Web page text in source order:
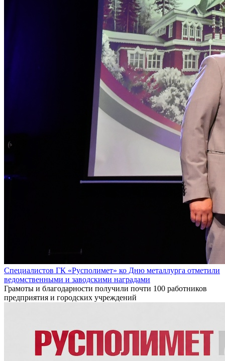
Специалистов ГК «Русполимет» ко Дню металлурга отметили
ведомственными и заводскими наградами
Грамоты и благодарности получили почти 100 работников
предприятия и городских учреждений